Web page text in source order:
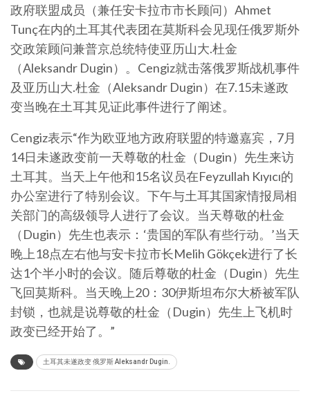
政府联盟成员（兼任安卡拉市市长顾问）Ahmet
Tunç在内的土耳其代表团在莫斯科会见现任俄罗斯外
交政策顾问兼普京总统特使亚历山大.杜金
（Aleksandr Dugin）。Cengiz就击落俄罗斯战机事件
及亚历山大.杜金（Aleksandr Dugin）在7.15未遂政
变当晚在土耳其见证此事件进行了阐述。
Cengiz表示“作为欧亚地方政府联盟的特邀嘉宾，7月
14日未遂政变前一天尊敬的杜金（Dugin）先生来访
土耳其。当天上午他和15名议员在Feyzullah Kıyıcı的
办公室进行了特别会议。下午与土耳其国家情报局相
关部门的高级领导人进行了会议。当天尊敬的杜金
（Dugin）先生也表示：‘贵国的军队有些行动。’当天
晚上18点左右他与安卡拉市长Melih Gökçek进行了长
达1个半小时的会议。随后尊敬的杜金（Dugin）先生
飞回莫斯科。当天晚上20：30伊斯坦布尔大桥被军队
封锁，也就是说尊敬的杜金（Dugin）先生上飞机时
政变已经开始了。”
土耳其未遂政变 俄罗斯 Aleksandr Dugin.